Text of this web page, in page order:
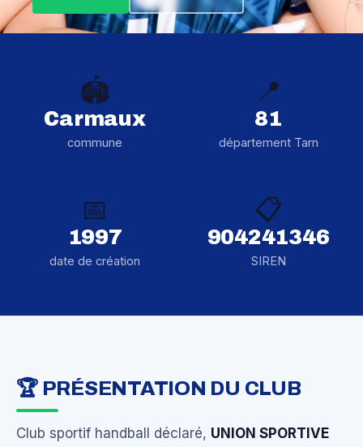
🏟️
Carmaux
commune
📍
81
département Tarn
📅
1997
date de création
📋
904241346
SIREN
🏆 PRÉSENTATION DU CLUB
Club sportif handball déclaré, UNION SPORTIVE